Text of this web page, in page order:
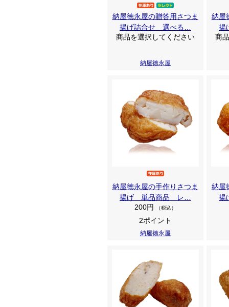
納屋徳永屋の贈答用さつま
揚げ詰合せ 選べる…
商品を選択してください
納屋徳永屋
納屋
揚
商
納屋徳永屋の手作りさつま
揚げ 単品商品 レ…
200円
（税込）
2ポイント
納屋徳永屋
納屋
揚